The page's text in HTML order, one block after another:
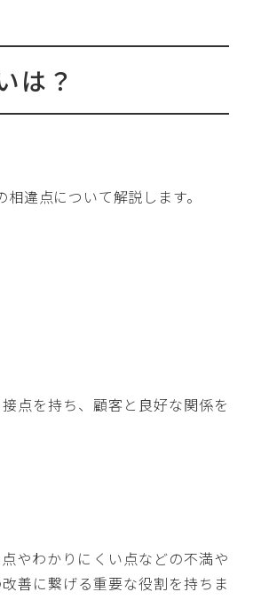
は？
違点について解説します。
点を持ち、顧客と良好な関係を
やわかりにくい点などの不満や
善に繋げる重要な役割を持ちま